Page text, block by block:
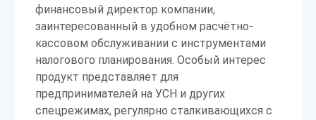
финансовый директор компании,
заинтересованный в удобном расчётно-
кассовом обслуживании с инструментами
налогового планирования. Особый интерес
продукт представляет для
предпринимателей на УСН и других
спецрежимах, регулярно сталкивающихся с